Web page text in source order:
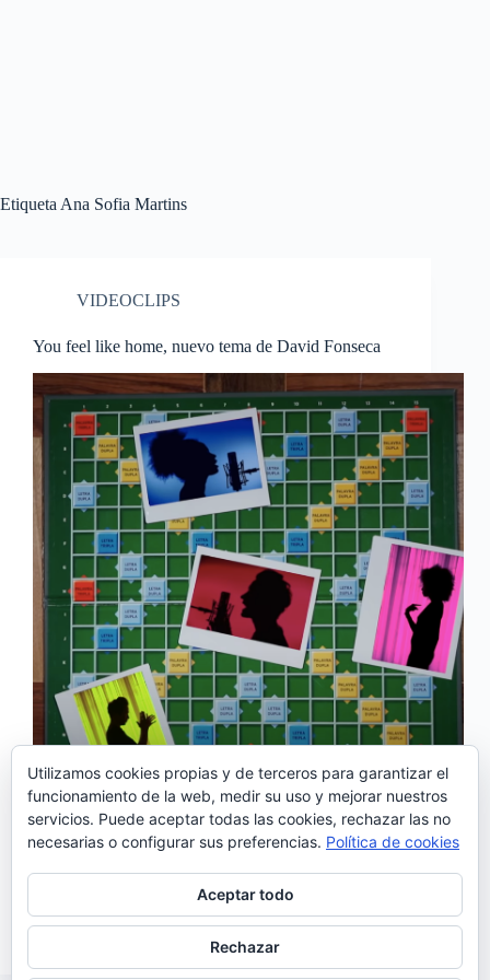
Etiqueta Ana Sofia Martins
VIDEOCLIPS
You feel like home, nuevo tema de David Fonseca
Durante estos días de confinamiento por el
coronavirus, muchos artistas han aprovechado para
componer nuevos temas y David Fonseca , uno de
ellos, nos ha regalado un nuevo tema: ‘You feel like
home’. Como además es un artista completo,
experto…
Noemí Sánchez
12/04/2020
Utilizamos cookies propias y de terceros para garantizar el
funcionamiento de la web, medir su uso y mejorar nuestros
servicios. Puede aceptar todas las cookies, rechazar las no
necesarias o configurar sus preferencias. Política de cookies
Aceptar todo
Rechazar